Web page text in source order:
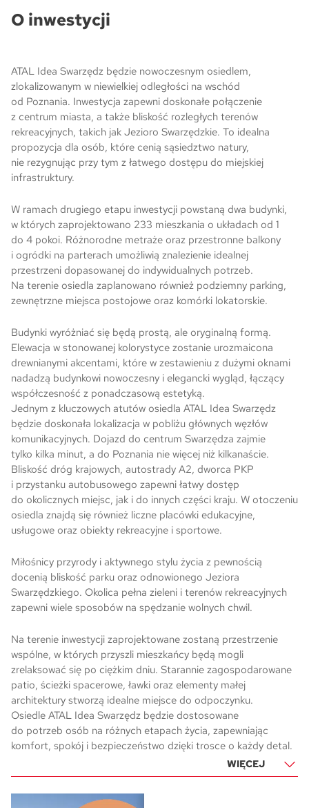
O inwestycji
ATAL Idea Swarzędz będzie nowoczesnym osiedlem,
zlokalizowanym w niewielkiej odległości na wschód
od Poznania. Inwestycja zapewni doskonałe połączenie
z centrum miasta, a także bliskość rozległych terenów
rekreacyjnych, takich jak Jezioro Swarzędzkie. To idealna
propozycja dla osób, które cenią sąsiedztwo natury,
nie rezygnując przy tym z łatwego dostępu do miejskiej
infrastruktury.
W ramach drugiego etapu inwestycji powstaną dwa budynki,
w których zaprojektowano 233 mieszkania o układach od 1
do 4 pokoi. Różnorodne metraże oraz przestronne balkony
i ogródki na parterach umożliwią znalezienie idealnej
przestrzeni dopasowanej do indywidualnych potrzeb.
Na terenie osiedla zaplanowano również podziemny parking,
zewnętrzne miejsca postojowe oraz komórki lokatorskie.
Budynki wyróżniać się będą prostą, ale oryginalną formą.
Elewacja w stonowanej kolorystyce zostanie urozmaicona
drewnianymi akcentami, które w zestawieniu z dużymi oknami
nadadzą budynkowi nowoczesny i elegancki wygląd, łączący
współczesność z ponadczasową estetyką.
Jednym z kluczowych atutów osiedla ATAL Idea Swarzędz
będzie doskonała lokalizacja w pobliżu głównych węzłów
komunikacyjnych. Dojazd do centrum Swarzędza zajmie
tylko kilka minut, a do Poznania nie więcej niż kilkanaście.
Bliskość dróg krajowych, autostrady A2, dworca PKP
i przystanku autobusowego zapewni łatwy dostęp
do okolicznych miejsc, jak i do innych części kraju. W otoczeniu
osiedla znajdą się również liczne placówki edukacyjne,
usługowe oraz obiekty rekreacyjne i sportowe.
Miłośnicy przyrody i aktywnego stylu życia z pewnością
docenią bliskość parku oraz odnowionego Jeziora
Swarzędzkiego. Okolica pełna zieleni i terenów rekreacyjnych
zapewni wiele sposobów na spędzanie wolnych chwil.
Na terenie inwestycji zaprojektowane zostaną przestrzenie
wspólne, w których przyszli mieszkańcy będą mogli
zrelaksować się po ciężkim dniu. Starannie zagospodarowane
patio, ścieżki spacerowe, ławki oraz elementy małej
architektury stworzą idealne miejsce do odpoczynku.
Osiedle ATAL Idea Swarzędz będzie dostosowane
do potrzeb osób na różnych etapach życia, zapewniając
komfort, spokój i bezpieczeństwo dzięki trosce o każdy detal.
WIĘCEJ
Skwer Witosa w Piastowie